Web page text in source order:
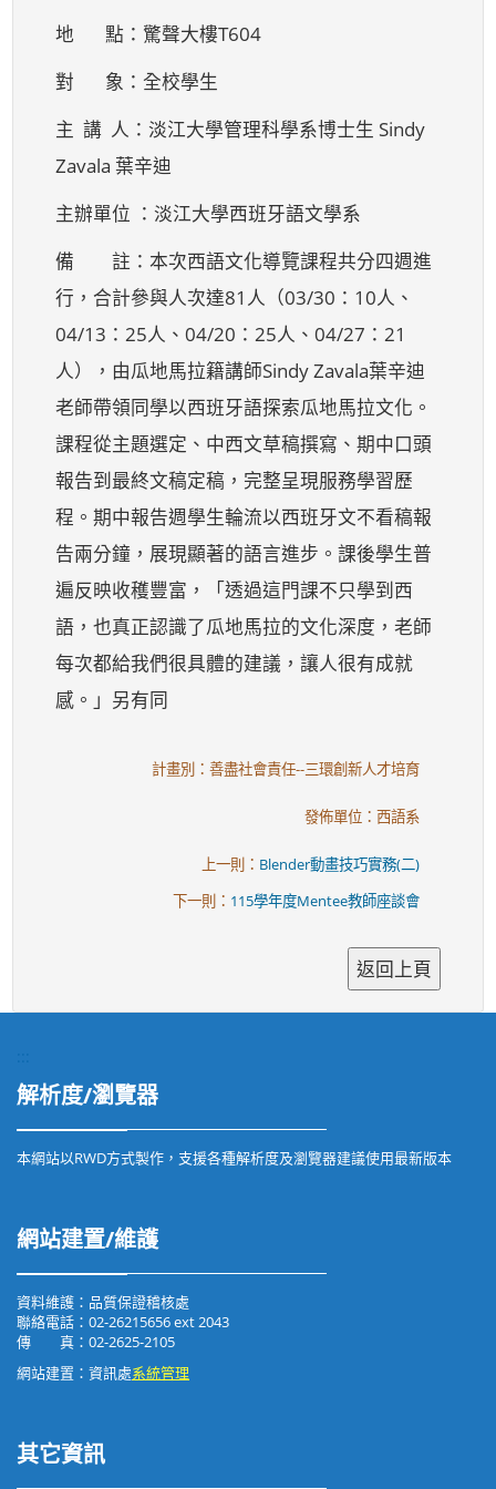
地 點：驚聲大樓T604
對 象：全校學生
主 講 人：淡江大學管理科學系博士生 Sindy
Zavala 葉辛迪
主辦單位 ：淡江大學西班牙語文學系
備 註：本次西語文化導覽課程共分四週進
行，合計參與人次達81人（03/30：10人、
04/13：25人、04/20：25人、04/27：21
人），由瓜地馬拉籍講師Sindy Zavala葉辛迪
老師帶領同學以西班牙語探索瓜地馬拉文化。
課程從主題選定、中西文草稿撰寫、期中口頭
報告到最終文稿定稿，完整呈現服務學習歷
程。期中報告週學生輪流以西班牙文不看稿報
告兩分鐘，展現顯著的語言進步。課後學生普
遍反映收穫豐富，「透過這門課不只學到西
語，也真正認識了瓜地馬拉的文化深度，老師
每次都給我們很具體的建議，讓人很有成就
感。」另有同
計畫別：善盡社會責任--三環創新人才培育
發佈單位：西語系
上一則： Blender動畫技巧實務(二)
下一則： 115學年度Mentee教師座談會
解析度/瀏覽器
本網站以RWD方式製作，支援各種解析度及瀏覽器建議使用最新版本
網站建置/維護
資料維護：品質保證稽核處
聯絡電話：02-26215656 ext 2043
傳 真：02-2625-2105
網站建置：資訊處系統管理
其它資訊